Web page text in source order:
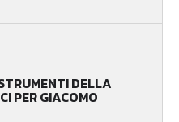
DELLA
PER GIACOMO